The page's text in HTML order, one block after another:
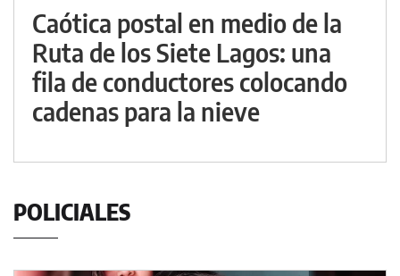
Caótica postal en medio de la
Ruta de los Siete Lagos: una
fila de conductores colocando
cadenas para la nieve
POLICIALES